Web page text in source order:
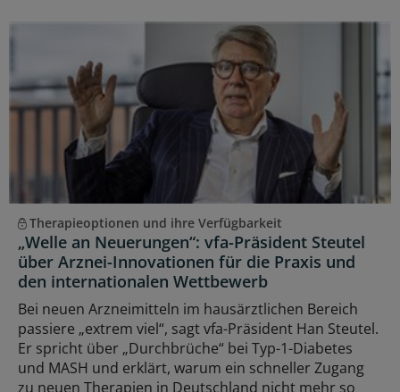
Therapieoptionen und ihre Verfügbarkeit
„Welle an Neuerungen“: vfa-Präsident Steutel
über Arznei-Innovationen für die Praxis und
den internationalen Wettbewerb
Bei neuen Arzneimitteln im hausärztlichen Bereich
passiere „extrem viel“, sagt vfa-Präsident Han Steutel.
Er spricht über „Durchbrüche“ bei Typ-1-Diabetes
und MASH und erklärt, warum ein schneller Zugang
zu neuen Therapien in Deutschland nicht mehr so